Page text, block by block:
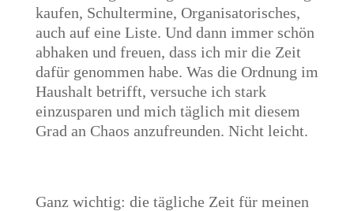
kaufen, Schultermine, Organisatorisches,
auch auf eine Liste. Und dann immer schön
abhaken und freuen, dass ich mir die Zeit
dafür genommen habe. Was die Ordnung im
Haushalt betrifft, versuche ich stark
einzusparen und mich täglich mit diesem
Grad an Chaos anzufreunden. Nicht leicht.
Ganz wichtig: die tägliche Zeit für meinen